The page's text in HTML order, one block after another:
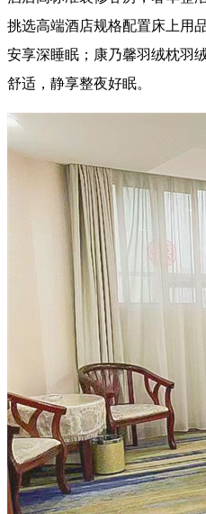
挑选高端酒店规格配置床上用
安享深睡眠；康乃馨羽绒枕羽
舒适，静享整夜好眠。